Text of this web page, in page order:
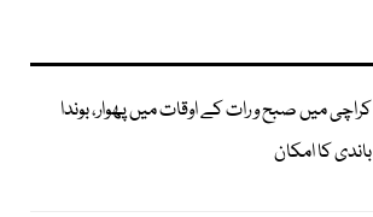
کراچی میں صبح و رات کے اوقات میں پھوار، بوندا
باندی کا امکان